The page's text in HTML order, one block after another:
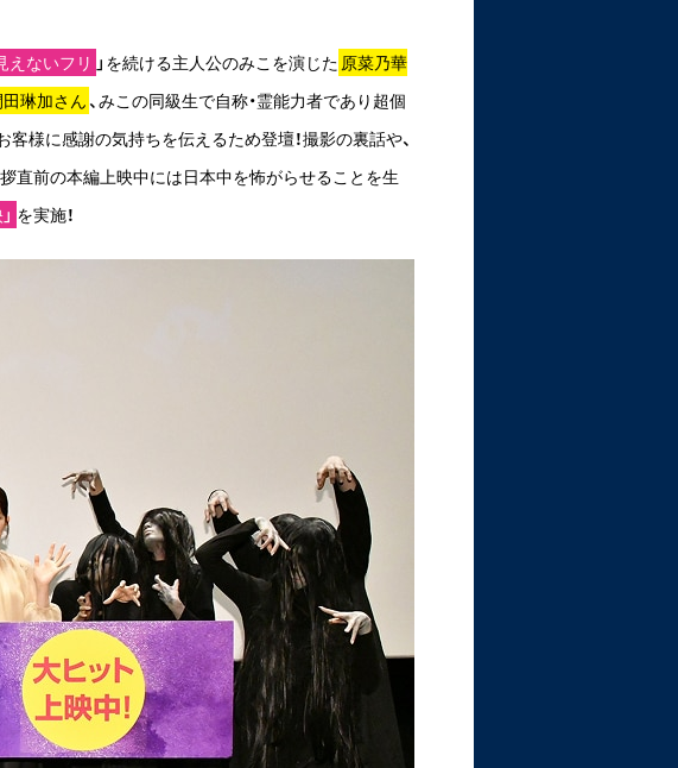
えないフリ 」を続ける主人公のみこを演じた 原菜乃華
田琳加さん 、みこの同級生で自称・霊能力者であり超個
様に感謝の気持ちを伝えるため登壇！撮影の裏話や、
直前の本編上映中には日本中を怖がらせることを生
を実施！